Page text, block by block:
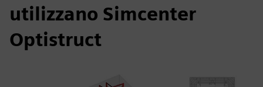
utilizzano Simcenter
Optistruct